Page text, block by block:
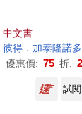
勞拉・艾倫・安
中文書
彼得．加泰隆諾多
優惠價: 75 折,
試閱